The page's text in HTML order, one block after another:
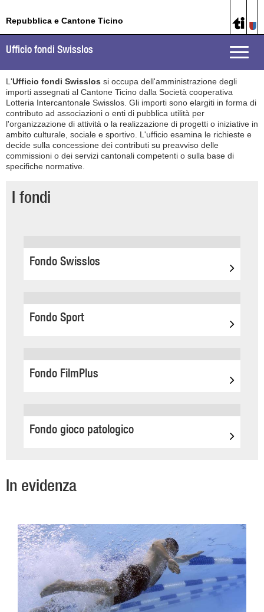
Repubblica e Cantone Ticino
Toggle
Ufficio fondi Swisslos
L'Ufficio fondi Swisslos si occupa dell'amministrazione degli
importi assegnati al Cantone Ticino dalla Società cooperativa
Lotteria Intercantonale Swisslos. Gli importi sono elargiti in forma di
contributo ad associazioni o enti di pubblica utilità per
l'organizzazione di attività o la realizzazione di progetti o iniziative in
ambito culturale, sociale e sportivo. L'ufficio esamina le richieste e
decide sulla concessione dei contributi su preavviso delle
commissioni o dei servizi cantonali competenti o sulla base di
specifiche normative.
I fondi
Fondo Swisslos
Fondo Sport
Fondo FilmPlus
Fondo gioco patologico
In evidenza